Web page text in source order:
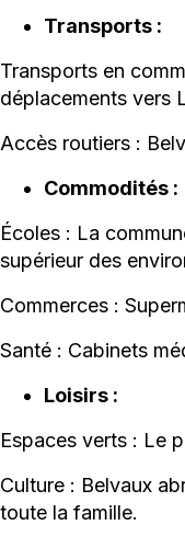
Transports :
Transports en
déplacements vers
Accès routiers :
Commodités :
Écoles : La
supérieur des
Commerces :
Santé : Cabinets
Loisirs :
Espaces verts : Le
Culture : Belvaux
toute la famille.